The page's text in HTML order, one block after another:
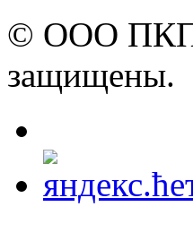
© ООО ПКП
защищены.